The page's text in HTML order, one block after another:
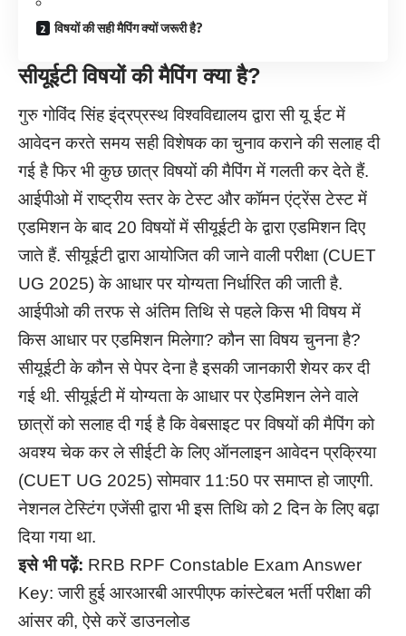
विषयों की सही मैपिंग क्यों जरूरी है?
सीयूईटी विषयों की मैपिंग क्या है?
गुरु गोविंद सिंह इंद्रप्रस्थ विश्वविद्यालय द्वारा सी यू ईट में
आवेदन करते समय सही विशेषक का चुनाव कराने की सलाह दी
गई है फिर भी कुछ छात्र विषयों की मैपिंग में गलती कर देते हैं.
आईपीओ में राष्ट्रीय स्तर के टेस्ट और कॉमन एंट्रेंस टेस्ट में
एडमिशन के बाद 20 विषयों में सीयूईटी के द्वारा एडमिशन दिए
जाते हैं. सीयूईटी द्वारा आयोजित की जाने वाली परीक्षा (CUET
UG 2025) के आधार पर योग्यता निर्धारित की जाती है.
आईपीओ की तरफ से अंतिम तिथि से पहले किस भी विषय में
किस आधार पर एडमिशन मिलेगा? कौन सा विषय चुनना है?
सीयूईटी के कौन से पेपर देना है इसकी जानकारी शेयर कर दी
गई थी. सीयूईटी में योग्यता के आधार पर ऐडमिशन लेने वाले
छात्रों को सलाह दी गई है कि वेबसाइट पर विषयों की मैपिंग को
अवश्य चेक कर ले सीईटी के लिए ऑनलाइन आवेदन प्रक्रिया
(CUET UG 2025) सोमवार 11:50 पर समाप्त हो जाएगी.
नेशनल टेस्टिंग एजेंसी द्वारा भी इस तिथि को 2 दिन के लिए बढ़ा
दिया गया था.
इसे भी पढ़ें: RRB RPF Constable Exam Answer
Key: जारी हुई आरआरबी आरपीएफ कांस्टेबल भर्ती परीक्षा की
आंसर की, ऐसे करें डाउनलोड